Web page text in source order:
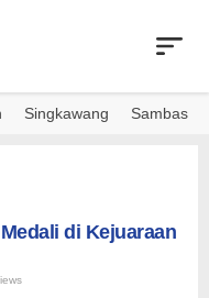
Singkawang Sambas
di Kejuaraan